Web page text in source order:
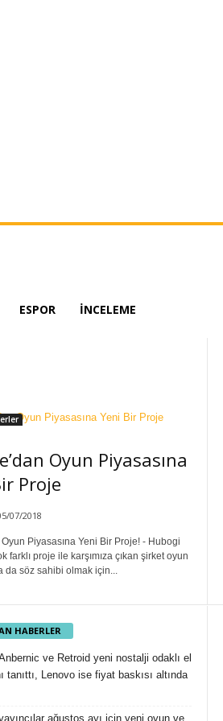
ESPOR İNCELEME
Oyun Piyasasına
Proje
07/2018
Piyasasına Yeni Bir Proje! - Hubogi
farklı proje ile karşımıza çıkan şirket oyun
da söz sahibi olmak için...
HABERLER
ve Retroid yeni nostalji odaklı el
tanıttı, Lenovo ise fiyat baskısı altında
ağustos ayı için yeni oyun ve